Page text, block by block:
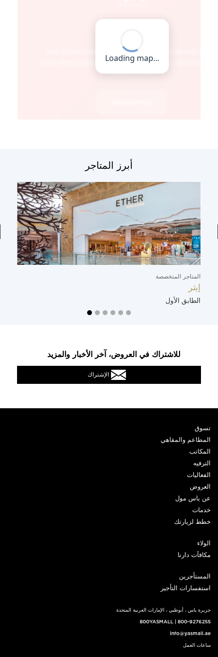
أبرز المتاجر
المتاجر المتخصصة
إيثر
الطابق الأول
للاشتراك في العروض، آخر الأخبار والمزيد
الإشتراك
تسوق
المطاعم والمقاهي
المكاتب
الترفيه
الفعاليات
العروض
عن ياس مول
خدمات
خطط لزيارتك
الولاء
مكافآت دارنا
المستأجرين
استفسارات التأجير
جزيرة ياس ، أبوظبي ، الإمارات العربية المتحدة
800YASMALL 800-9276255
info@yasmall.ae
ساعات العمل